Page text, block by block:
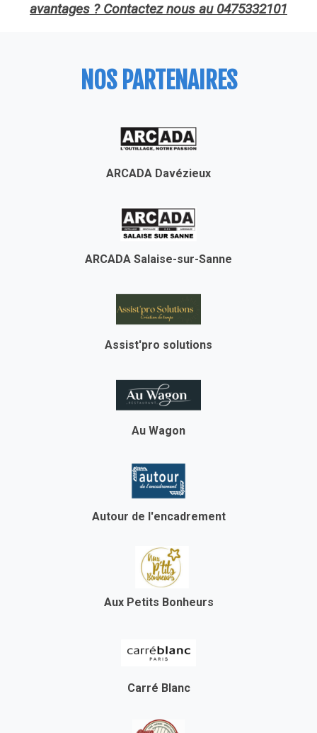
avantages ? Contactez nous au 0475332101
NOS PARTENAIRES
ARCADA Davézieux
ARCADA Salaise-sur-Sanne
Assist'pro solutions
Au Wagon
Autour de l'encadrement
Aux Petits Bonheurs
Carré Blanc